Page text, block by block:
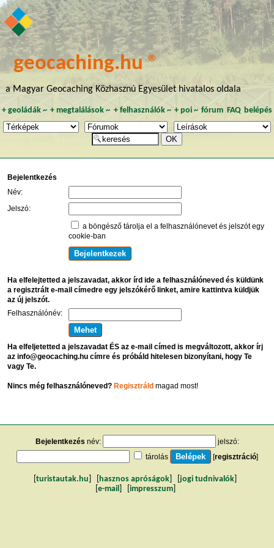
geocaching.hu ®
a Magyar Geocaching Közhasznú Egyesület hivatalos oldala
+ geoládák~ +megtalálások ~ + felhasználók~ + poi~ fórum FAQ belépés
Bejelentkezés
Név:
Jelszó:
a böngésző tárolja el a felhasználónevet és jelszót egy
cookie-ban
Ha elfelejtetted a jelszavadat, akkor írd ide a felhasználóneved és küldünk
a regisztrált e-mail címedre egy jelszókérő linket, amire kattintva küldjük
az új jelszót.
Felhasználónév:
Ha elfeljetetted a jelszavadat ÉS az e-mail címed is megváltozott, akkor írj
az info@geocaching.hu címre és próbáld hitelesen bizonyítani, hogy Te
vagy Te.
Nincs még felhasználóneved? Regisztráldmagad most!
Bejelentkezés név:
jelszó:
tárolás
[regisztráció]
turistautak.hu hasznos apróságok jogi tudnivalók
e-mail impresszum]